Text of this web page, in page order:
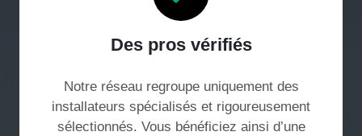
Des pros vérifiés
Notre réseau regroupe uniquement des
installateurs spécialisés et rigoureusement
sélectionnés. Vous bénéficiez ainsi d’une